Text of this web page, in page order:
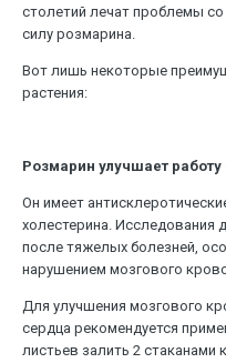
столетий лечат проблемы
силу розмарина.
Вот лишь некоторые
растения:
Розмарин улучшает
Он имеет
холестерина. Исследования
после тяжелых болезней,
нарушением мозгового
Для улучшения мозгового
сердца рекомендуется
листьев залить 2 стаканами